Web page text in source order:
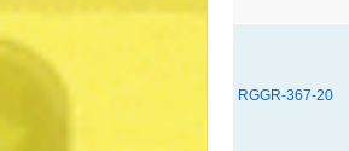
RGGR-367-20